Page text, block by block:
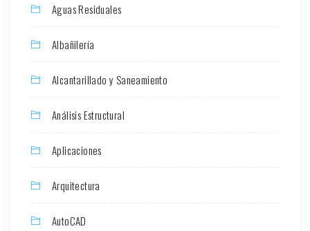
Aguas Residuales
Albañilería
Alcantarillado y Saneamiento
Análisis Estructural
Aplicaciones
Arquitectura
AutoCAD